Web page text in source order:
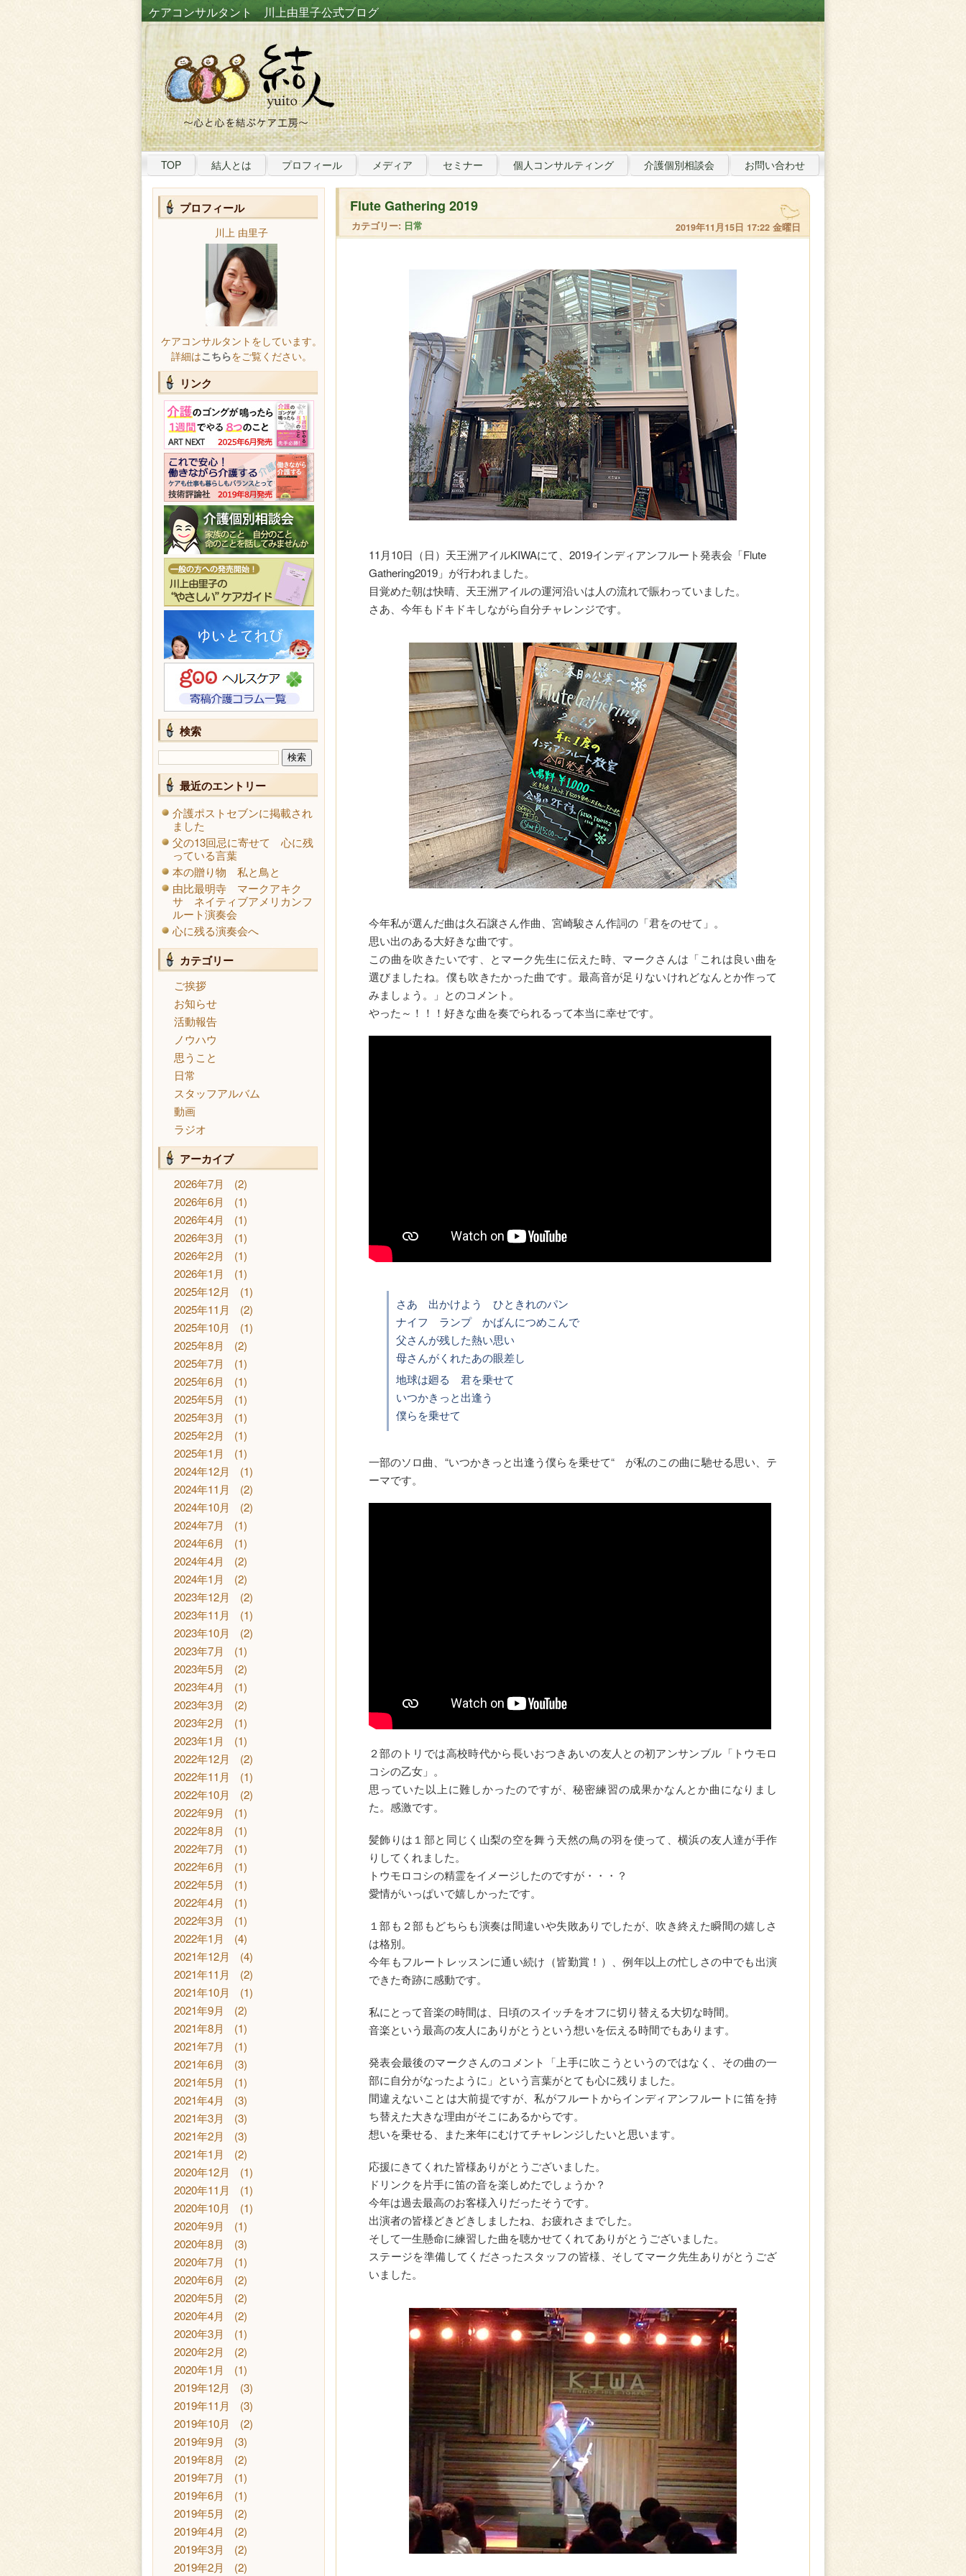
ケアコンサルタント 川上由里子公式ブログ
TOP 結人とは プロフィール メディア セミナー 個人コンサルティング 介護個別相談会 お問い合わせ
プロフィール
川上 由里子
ケアコンサルタントをしています。
詳細はこちらをご覧ください。
リンク
検索
最近のエントリー
介護ポストセブンに掲載され
ました
父の13回忌に寄せて 心に残
っている言葉
本の贈り物 私と鳥と
由比最明寺 マークアキク
サ ネイティブアメリカンフ
ルート演奏会
心に残る演奏会へ
カテゴリー
ご挨拶
お知らせ
活動報告
ノウハウ
思うこと
日常
スタッフアルバム
動画
ラジオ
アーカイブ
2026年7月
(2)
2026年6月
(1)
2026年4月
(1)
2026年3月
(1)
2026年2月
(1)
2026年1月
(1)
2025年12月
(1)
2025年11月
(2)
2025年10月
(1)
2025年8月
(2)
2025年7月
(1)
2025年6月
(1)
2025年5月
(1)
2025年3月
(1)
2025年2月
(1)
2025年1月
(1)
2024年12月
(1)
2024年11月
(2)
2024年10月
(2)
2024年7月
(1)
2024年6月
(1)
2024年4月
(2)
2024年1月
(2)
2023年12月
(2)
2023年11月
(1)
2023年10月
(2)
2023年7月
(1)
2023年5月
(2)
2023年4月
(1)
2023年3月
(2)
2023年2月
(1)
2023年1月
(1)
2022年12月
(2)
2022年11月
(1)
2022年10月
(2)
2022年9月
(1)
2022年8月
(1)
2022年7月
(1)
2022年6月
(1)
2022年5月
(1)
2022年4月
(1)
2022年3月
(1)
2022年1月
(4)
2021年12月
(4)
2021年11月
(2)
2021年10月
(1)
2021年9月
(2)
2021年8月
(1)
2021年7月
(1)
2021年6月
(3)
2021年5月
(1)
2021年4月
(3)
2021年3月
(3)
2021年2月
(3)
2021年1月
(2)
2020年12月
(1)
2020年11月
(1)
2020年10月
(1)
2020年9月
(1)
2020年8月
(3)
2020年7月
(1)
2020年6月
(2)
2020年5月
(2)
2020年4月
(2)
2020年3月
(1)
2020年2月
(2)
2020年1月
(1)
2019年12月
(3)
2019年11月
(3)
2019年10月
(2)
2019年9月
(3)
2019年8月
(2)
2019年7月
(1)
2019年6月
(1)
2019年5月
(2)
2019年4月
(2)
2019年3月
(2)
2019年2月
(2)
Flute Gathering 2019
カテゴリー: 日常 2019年11月15日 17:22 金曜日
11月10日（日）天王洲アイルKIWAにて、2019インディアンフルート発表会「Flute
Gathering2019」が行われました。
目覚めた朝は快晴、天王洲アイルの運河沿いは人の流れで賑わっていました。
さあ、今年もドキドキしながら自分チャレンジです。
今年私が選んだ曲は久石譲さん作曲、宮崎駿さん作詞の「君をのせて」。
思い出のある大好きな曲です。
この曲を吹きたいです、とマーク先生に伝えた時、マークさんは「これは良い曲を
選びましたね。僕も吹きたかった曲です。最高音が足りないけれどなんとか作って
みましょう。」とのコメント。
やった～！！！好きな曲を奏でられるって本当に幸せです。
さあ 出かけよう ひときれのパン
ナイフ ランプ かばんにつめこんで
父さんが残した熱い思い
母さんがくれたあの眼差し
地球は廻る 君を乗せて
いつかきっと出逢う
僕らを乗せて
一部のソロ曲、“いつかきっと出逢う僕らを乗せて“ が私のこの曲に馳せる思い、テ
ーマです。
２部のトリでは高校時代から長いおつきあいの友人との初アンサンブル「トウモロ
コシの乙女」。
思っていた以上に難しかったのですが、秘密練習の成果かなんとか曲になりまし
た。感激です。
髪飾りは１部と同じく山梨の空を舞う天然の鳥の羽を使って、横浜の友人達が手作
りしてくれました。
トウモロコシの精霊をイメージしたのですが・・・？
愛情がいっぱいで嬉しかったです。
１部も２部もどちらも演奏は間違いや失敗ありでしたが、吹き終えた瞬間の嬉しさ
は格別。
今年もフルートレッスンに通い続け（皆勤賞！）、例年以上の忙しさの中でも出演
できた奇跡に感動です。
私にとって音楽の時間は、日頃のスイッチをオフに切り替える大切な時間。
音楽という最高の友人にありがとうという想いを伝える時間でもあります。
発表会最後のマークさんのコメント「上手に吹こうというのではなく、その曲の一
部に自分がなったように」という言葉がとても心に残りました。
間違えないことは大前提ですが、私がフルートからインディアンフルートに笛を持
ち替えた大きな理由がそこにあるからです。
想いを乗せる、また来年にむけてチャレンジしたいと思います。
応援にきてくれた皆様ありがとうございました。
ドリンクを片手に笛の音を楽しめたでしょうか？
今年は過去最高のお客様入りだったそうです。
出演者の皆様どきどきしましたね、お疲れさまでした。
そして一生懸命に練習した曲を聴かせてくれてありがとうございました。
ステージを準備してくださったスタッフの皆様、そしてマーク先生ありがとうござ
いました。